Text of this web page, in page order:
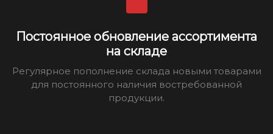
Постоянное обновление ассортимента
на складе
Регулярное пополнение склада новыми товарами
для постоянного наличия востребованной
продукции.